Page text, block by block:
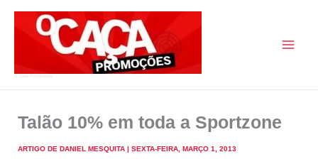
Talão 10% em toda a Sportzone
ARTIGO DE DANIEL MESQUITA | SEXTA-FEIRA, MARÇO 1, 2013